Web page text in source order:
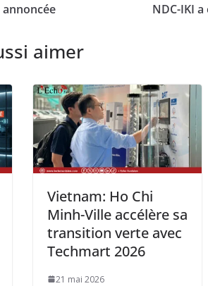
NDC-IKI
aimer
Vietnam: Ho Chi
Minh-Ville accélère sa
transition verte avec
Techmart 2026
21 mai 2026